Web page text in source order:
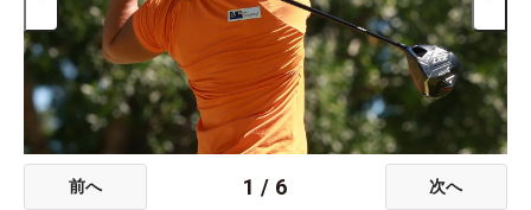
前へ 1 / 6 次へ